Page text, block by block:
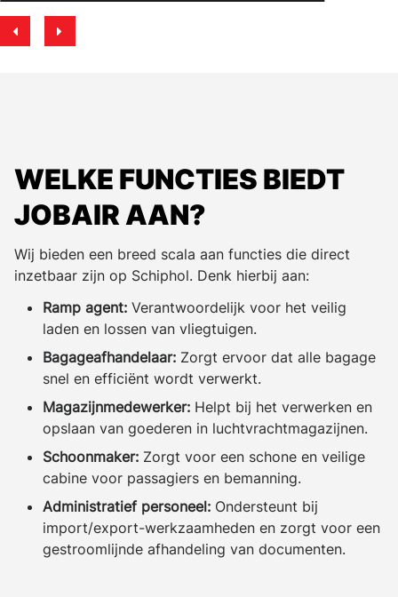
WELKE FUNCTIES BIEDT
JOBAIR AAN?
Wij bieden een breed scala aan functies die direct
inzetbaar zijn op Schiphol. Denk hierbij aan:
Ramp agent: Verantwoordelijk voor het veilig
laden en lossen van vliegtuigen.
Bagageafhandelaar: Zorgt ervoor dat alle bagage
snel en efficiënt wordt verwerkt.
Magazijnmedewerker: Helpt bij het verwerken en
opslaan van goederen in luchtvrachtmagazijnen.
Schoonmaker: Zorgt voor een schone en veilige
cabine voor passagiers en bemanning.
Administratief personeel: Ondersteunt bij
import/export-werkzaamheden en zorgt voor een
gestroomlijnde afhandeling van documenten.